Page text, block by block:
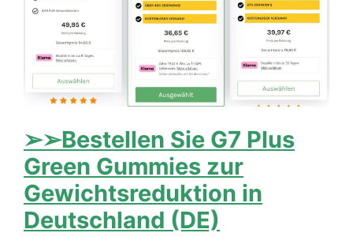
➢➢Bestellen Sie G7 Plus
Green Gummies zur
Gewichtsreduktion in
Deutschland (DE)